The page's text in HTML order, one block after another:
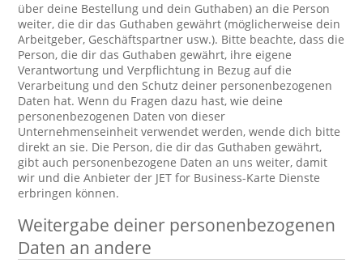
über deine Bestellung und dein Guthaben) an die Person
weiter, die dir das Guthaben gewährt (möglicherweise dein
Arbeitgeber, Geschäftspartner usw.). Bitte beachte, dass die
Person, die dir das Guthaben gewährt, ihre eigene
Verantwortung und Verpflichtung in Bezug auf die
Verarbeitung und den Schutz deiner personenbezogenen
Daten hat. Wenn du Fragen dazu hast, wie deine
personenbezogenen Daten von dieser
Unternehmenseinheit verwendet werden, wende dich bitte
direkt an sie. Die Person, die dir das Guthaben gewährt,
gibt auch personenbezogene Daten an uns weiter, damit
wir und die Anbieter der JET for Business-Karte Dienste
erbringen können.
Weitergabe deiner personenbezogenen
Daten an andere